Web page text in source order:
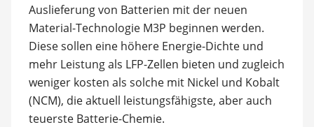
Auslieferung von Batterien mit der neuen
Material-Technologie M3P beginnen werden.
Diese sollen eine höhere Energie-Dichte und
mehr Leistung als LFP-Zellen bieten und zugleich
weniger kosten als solche mit Nickel und Kobalt
(NCM), die aktuell leistungsfähigste, aber auch
teuerste Batterie-Chemie.